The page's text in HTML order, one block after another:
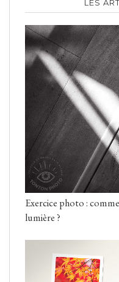
LES
Exercice photo :
lumière ?